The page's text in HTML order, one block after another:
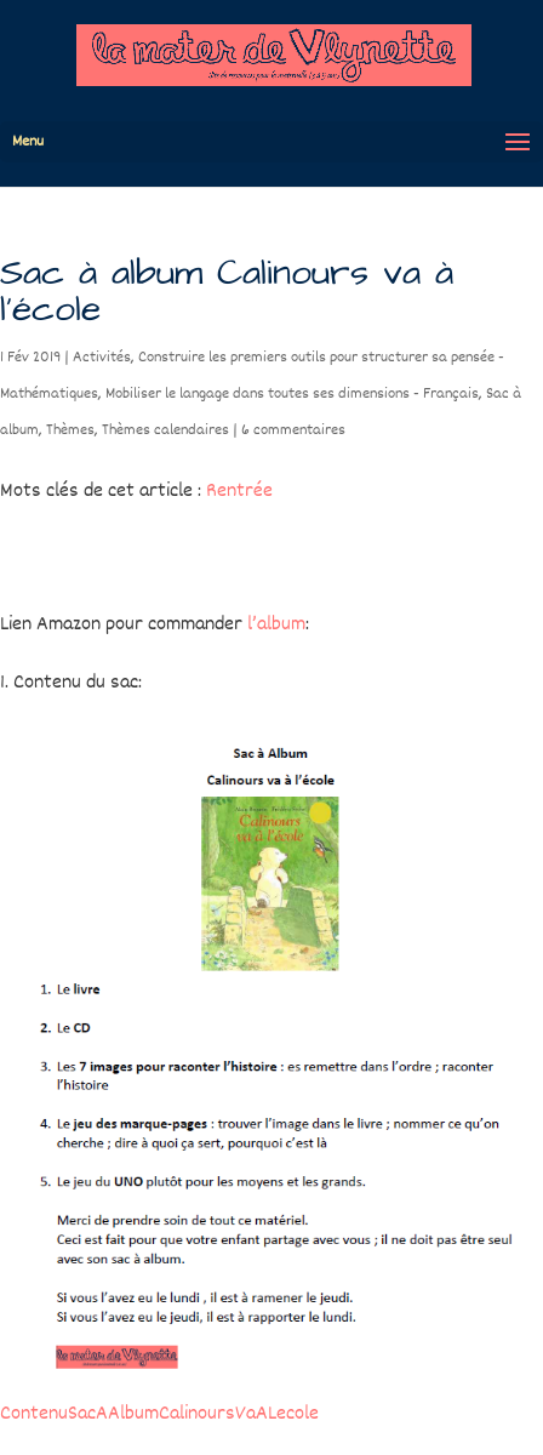
Menu
Sac à album Calinours va à
l’école
1 Fév 2019 | Activités, Construire les premiers outils pour structurer sa pensée -
Mathématiques, Mobiliser le langage dans toutes ses dimensions - Français, Sac à
album, Thèmes, Thèmes calendaires | 6 commentaires
Mots clés de cet article : Rentrée
Lien Amazon pour commander l’album:
1. Contenu du sac:
ContenuSacAAlbumCalinoursVaALecole